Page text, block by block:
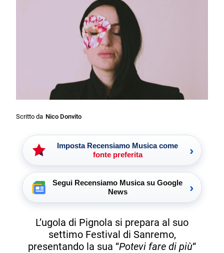
Scritto da Nico Donvito
Imposta Recensiamo Musica come
fonte preferita
›
Segui Recensiamo Musica su Google
News
›
L’ugola di Pignola si prepara al suo
settimo Festival di Sanremo,
presentando la sua “Potevi fare di più“